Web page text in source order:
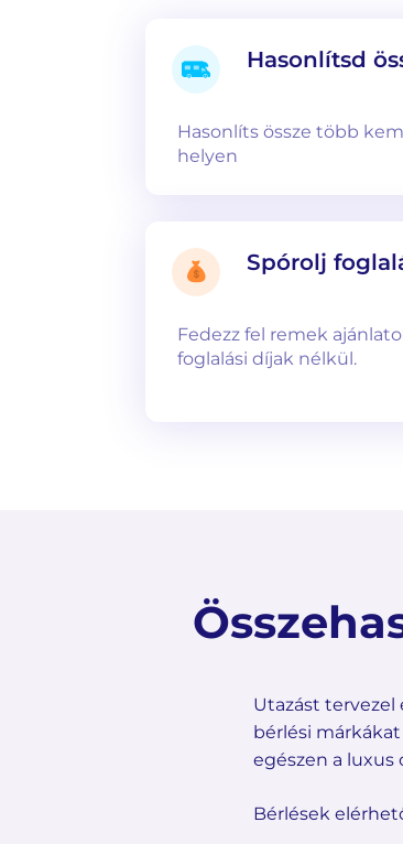
Hasonlítsd
Hasonlíts össze több
helyen
Spórolj
Fedezz fel remek
foglalási díjak nélkül.
Utazást tervezel
bérlési márkákat
egészen a luxus
Bérlések